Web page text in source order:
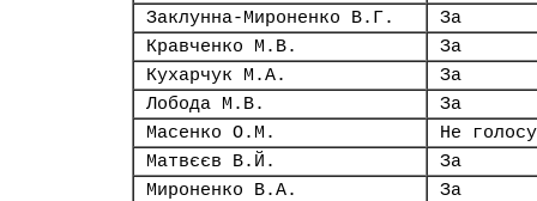
Заклунна-Мироненко В.Г.
За
Кравченко М.В.
За
Кухарчук М.А.
За
Лобода М.В.
За
Масенко О.М.
Не
Матвєєв В.Й.
За
Мироненко В.А.
За